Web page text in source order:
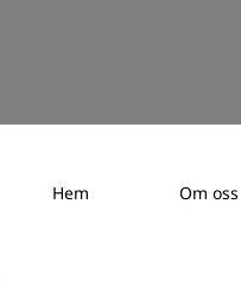
Hem Om oss